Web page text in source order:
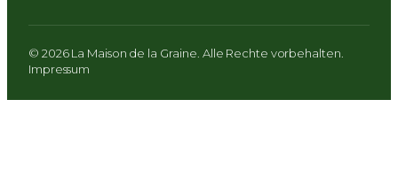
© 2026 La Maison de la Graine. Alle Rechte vorbehalten.
Impressum